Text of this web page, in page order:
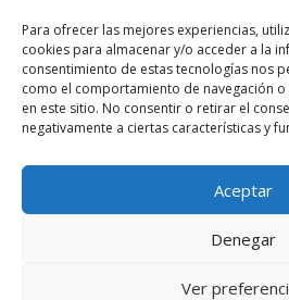
Para ofrecer las mejores experiencias,
cookies para almacenar y/o acceder a la
consentimiento de estas tecnologías nos
como el comportamiento de navegación
en este sitio. No consentir o retirar el
negativamente a ciertas características y
Aceptar
Denegar
Ver
Electrorenover
Ayuda
Legal
Suscribete